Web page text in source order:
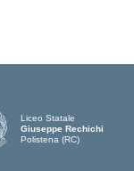
Liceo Statale
Giuseppe Rechichi
Polistena (RC)